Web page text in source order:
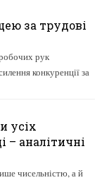
за трудові
рук
конкуренції за
усіх
– аналітичні
чисельністю, а й